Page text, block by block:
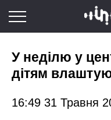
У неділю у
дітям
16:49 31 Травня